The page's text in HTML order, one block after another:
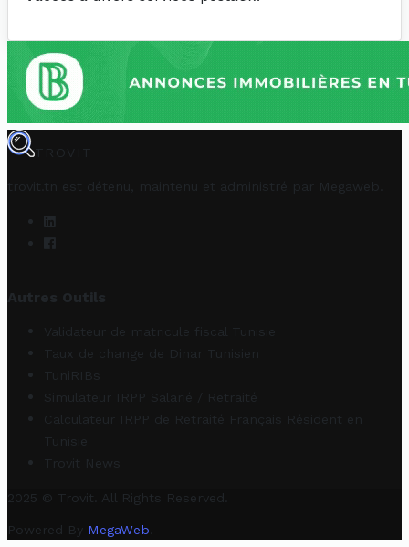
TROVIT
trovit.tn est détenu, maintenu et administré par Megaweb
Autres Outils
Validateur de matricule fiscal Tunisie
Taux de change de Dinar Tunisien
TuniRIBs
Simulateur IRPP Salarié / Retraité
Calculateur IRPP de Retraité Français Résident en
Tunisie
Trovit News
2025 © Trovit. All Rights Reserved.
Powered By MegaWeb